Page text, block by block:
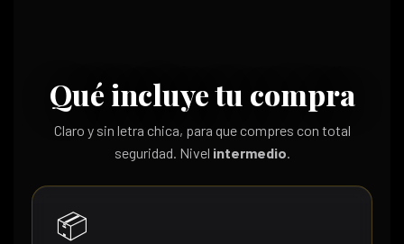
Qué incluye tu compra
Claro y sin letra chica, para que compres con total
seguridad. Nivel intermedio.
📦